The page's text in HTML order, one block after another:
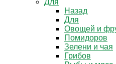
Для
Назад
Для
Овощей и
Помидоров
Зелени и чая
Грибов